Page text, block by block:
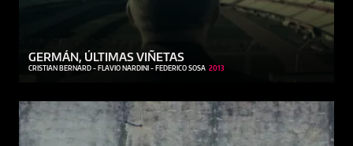
GERMÁN, ÚLTIMAS VIÑETAS
CRISTIAN BERNARD - FLAVIO NARDINI - FEDERICO SOSA 2013